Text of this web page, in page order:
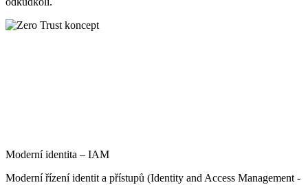
Moderní identita – IAM
Moderní řízení identit a přístupů (Identity and Access Management -